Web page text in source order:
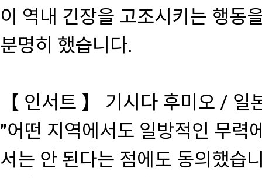
이 역내 긴장을 고조시키는 행동
분명히 했습니다.
【 인서트 】 기시다 후미오 / 일
"어떤 지역에서도 일방적인 무력
서는 안 된다는 점에도 동의했습